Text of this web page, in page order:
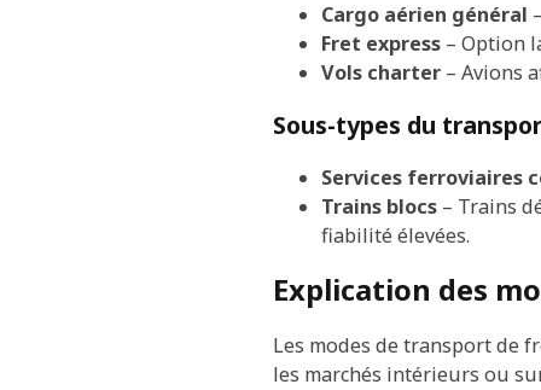
Cargo aérien général
Fret express– Option
Vols charter– Avions
Sous-types du
Services ferroviaires
Trains blocs– Trains
fiabilité élevées.
Explication des
Les modes de transport de
les marchés intérieurs ou